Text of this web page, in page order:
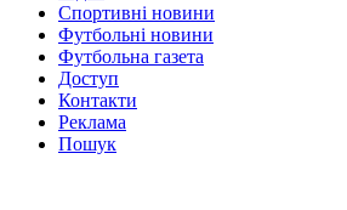
Спортивні новини
Футбольні новини
Футбольна газета
Доступ
Контакти
Реклама
Пошук